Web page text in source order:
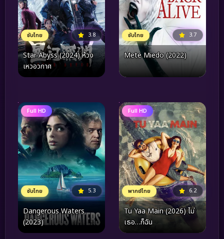
ซับไทย 3.8
Star Abyss (2024) ห้วง
เหวอวกาศ
ซับไทย 3.7
Mete Miedo (2022)
Full HD
ซับไทย 5.3
Dangerous Waters
(2023)
Full HD
พากย์ไทย 6.2
Tu Yaa Main (2026) ไม่
เธอ…ก็ฉัน